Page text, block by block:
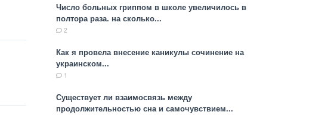
Число больных гриппом в школе увеличилось в
полтора раза. на сколько...
2
Как я провела внесение каникулы сочинение на
украинском...
1
Существует ли взаимосвязь между
продолжительностью сна и самочувствием...